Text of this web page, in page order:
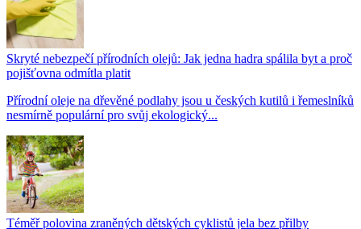
Skryté nebezpečí přírodních olejů: Jak jedna hadra spálila byt a proč
pojišťovna odmítla platit
Přírodní oleje na dřevěné podlahy jsou u českých kutilů i řemeslníků
nesmírně populární pro svůj ekologický...
Téměř polovina zraněných dětských cyklistů jela bez přilby